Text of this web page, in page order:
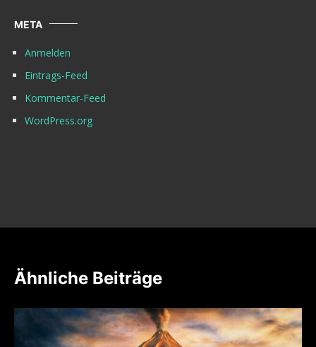
META
Anmelden
Eintrags-Feed
Kommentar-Feed
WordPress.org
Ähnliche Beiträge